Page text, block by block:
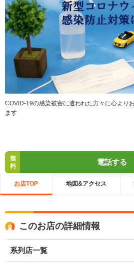
COVID-19の感染被害に遭われた方々に心より
ます
無
料
電話する
お店TOP 地図&アクセス
このお店の詳細情報
系列店一覧